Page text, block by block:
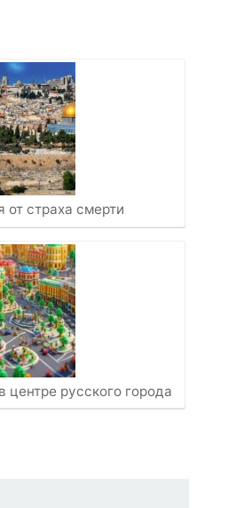
от страха смерти
центре русского города